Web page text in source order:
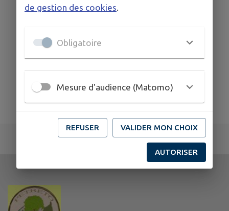
de gestion des cookies.
Obligatoire
Mesure d'audience (Matomo)
REFUSER VALIDER MON CHOIX
AUTORISER